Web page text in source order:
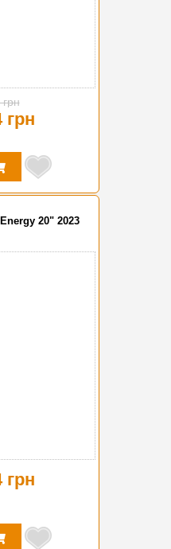
грн
20" 2023
грн